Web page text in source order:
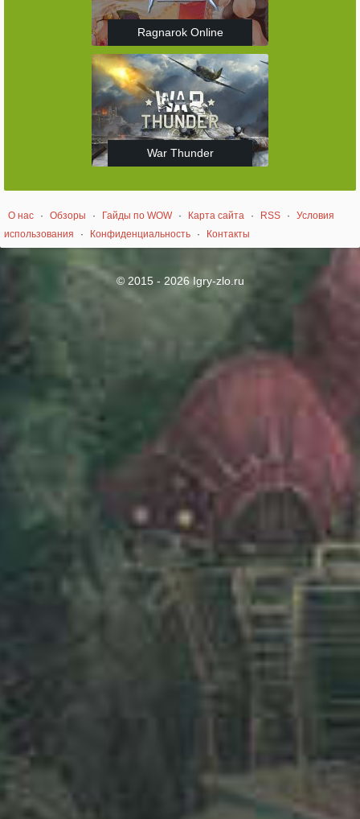
Ragnarok Online
War Thunder
О нас · Обзоры · Гайды по WOW · Карта сайта · RSS ·
Условия
использования
· Конфиденциальность · Контакты
© 2015 - 2026 Igry-zlo.ru